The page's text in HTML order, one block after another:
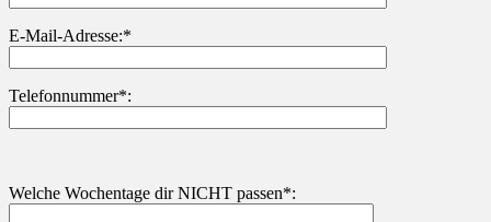
Bitte lasse dieses Feld leer.
E-Mail-Adresse:*
Telefonnummer*:
Welche Wochentage dir NICHT passen*: